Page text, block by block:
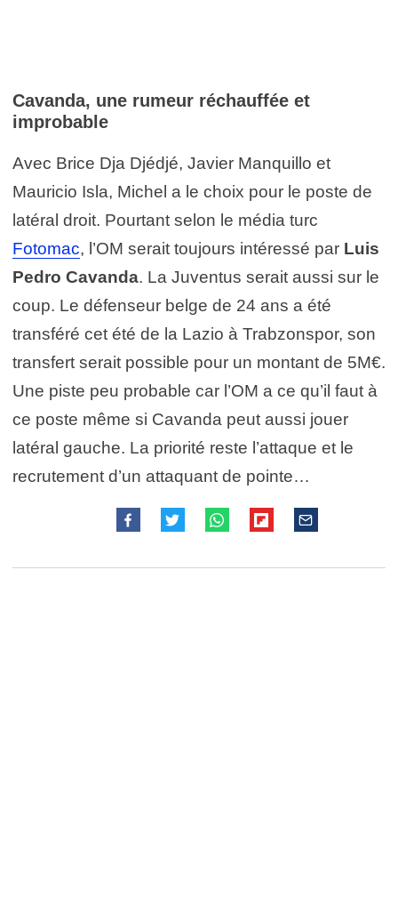
Cavanda, une rumeur réchauffée et
improbable
Avec Brice Dja Djédjé, Javier Manquillo et
Mauricio Isla, Michel a le choix pour le poste de
latéral droit. Pourtant selon le média turc
Fotomac, l’OM serait toujours intéressé par Luis
Pedro Cavanda. La Juventus serait aussi sur le
coup. Le défenseur belge de 24 ans a été
transféré cet été de la Lazio à Trabzonspor, son
transfert serait possible pour un montant de 5M€.
Une piste peu probable car l’OM a ce qu’il faut à
ce poste même si Cavanda peut aussi jouer
latéral gauche. La priorité reste l’attaque et le
recrutement d’un attaquant de pointe…